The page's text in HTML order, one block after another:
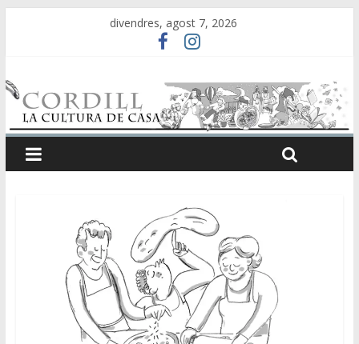
divendres, agost 7, 2026